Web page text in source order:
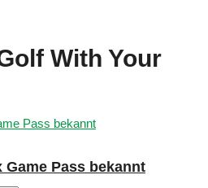
With Your
Game Pass bekannt